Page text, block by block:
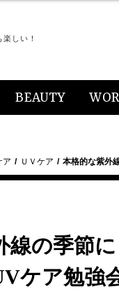
しい！
BEAUTY
ア ＵＶケア 本格的な紫外
線の季節
ケア勉強